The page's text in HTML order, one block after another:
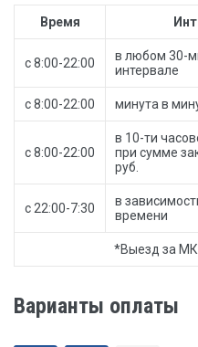
Время
с 8:00-22:00
в любом 30-
интервале
с 8:00-22:00 минута в
с 8:00-22:00
в 10-ти
при сумме
руб.
с 22:00-7:30
в
времени
*Выезд за
Варианты оплаты